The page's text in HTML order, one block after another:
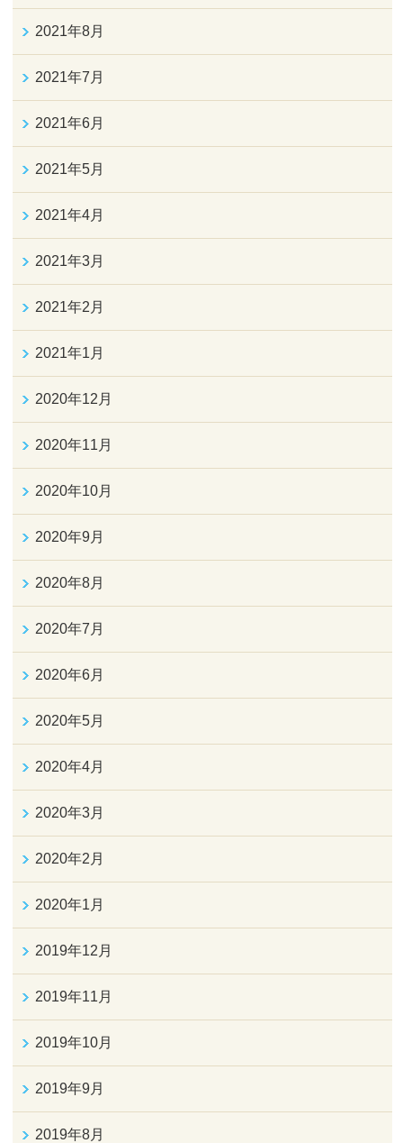
2021年8月
2021年7月
2021年6月
2021年5月
2021年4月
2021年3月
2021年2月
2021年1月
2020年12月
2020年11月
2020年10月
2020年9月
2020年8月
2020年7月
2020年6月
2020年5月
2020年4月
2020年3月
2020年2月
2020年1月
2019年12月
2019年11月
2019年10月
2019年9月
2019年8月